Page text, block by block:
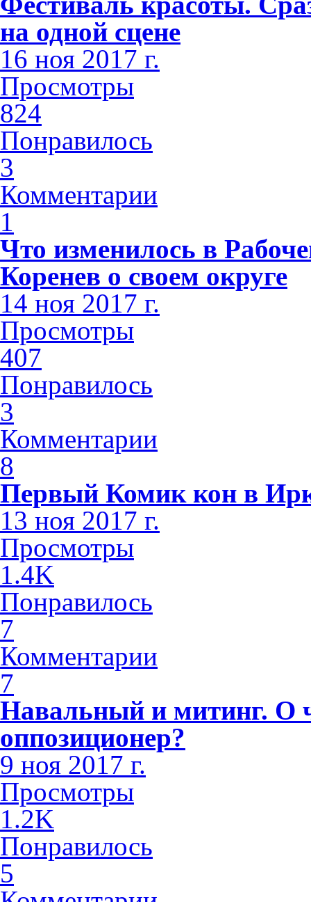
на одной сцене
16 ноя 2017 г.
Просмотры
824
Понравилось
3
Комментарии
1
Что изменилось в
Коренев о своем округе
14 ноя 2017 г.
Просмотры
407
Понравилось
3
Комментарии
8
Первый Комик кон в
13 ноя 2017 г.
Просмотры
1.4K
Понравилось
7
Комментарии
7
Навальный и митинг. О
оппозиционер?
9 ноя 2017 г.
Просмотры
1.2K
Понравилось
5